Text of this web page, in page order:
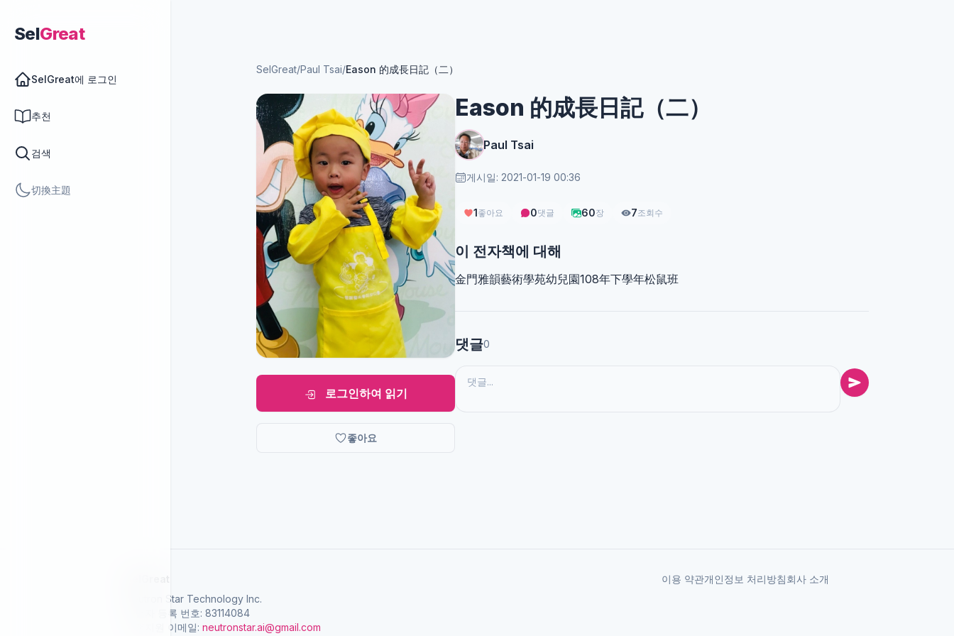
SelGreat
SelGreat에 로그인
추천
검색
切換主題
SelGreat/Paul Tsai/Eason 的成長日記（二）
로그인하여 읽기
좋아요
Eason 的成長日記（二）
Paul Tsai
게시일: 2021-01-19 00:36
1좋아요 0댓글 60장 7조회수
이 전자책에 대해
金門雅韻藝術學苑幼兒園108年下學年松鼠班
댓글0
Neutron Star Technology Inc.
사업자 등록 번호: 83114084
고객지원 이메일: neutronstar.ai@gmail.com
이용 약관개인정보 처리방침회사 소개